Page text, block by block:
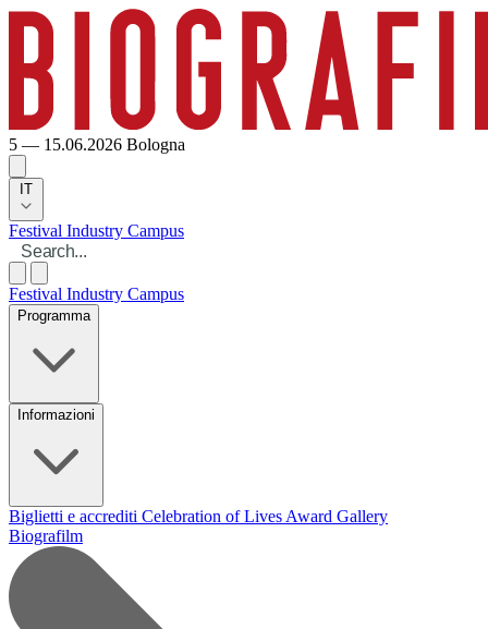
5 — 15.06.2026 Bologna
IT
Festival Industry Campus
Festival Industry Campus
Programma
Informazioni
Biglietti e accrediti Celebration of Lives Award Gallery
Biografilm